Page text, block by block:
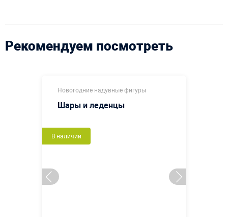
Рекомендуем посмотреть
Новогодние надувные фигуры
Шары и леденцы
В наличии